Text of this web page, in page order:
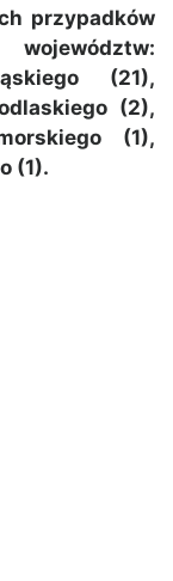
przypadków
(21),
(2),
(1),
(1).